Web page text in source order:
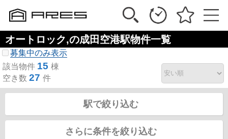
オートロック,の成田空港駅物件一覧
募集中のみ表示
該当物件 15 棟
空き数 27 件
駅で絞り込む
さらに条件を絞り込む